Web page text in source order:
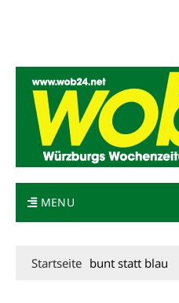
MENU
Startseite bunt statt blau